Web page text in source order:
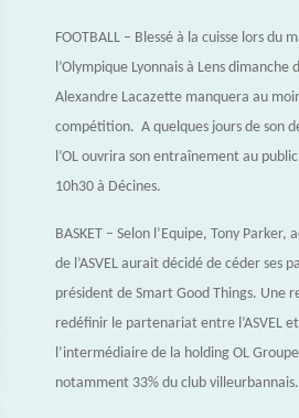
FOOTBALL – Blessé à la cuisse lors du
l’Olympique Lyonnais à Lens
Alexandre Lacazette manquera au
compétition. A quelques jours de son
l’OL ouvrira son entraînement au
10h30 à Décines.
BASKET – Selon l’Equipe, Tony
de l’ASVEL aurait décidé de céder ses
président de Smart Good Things. Une
redéfinir le partenariat entre l’ASVEL et
l’intermédiaire de la holding OL
notamment 33% du club villeurbannais.